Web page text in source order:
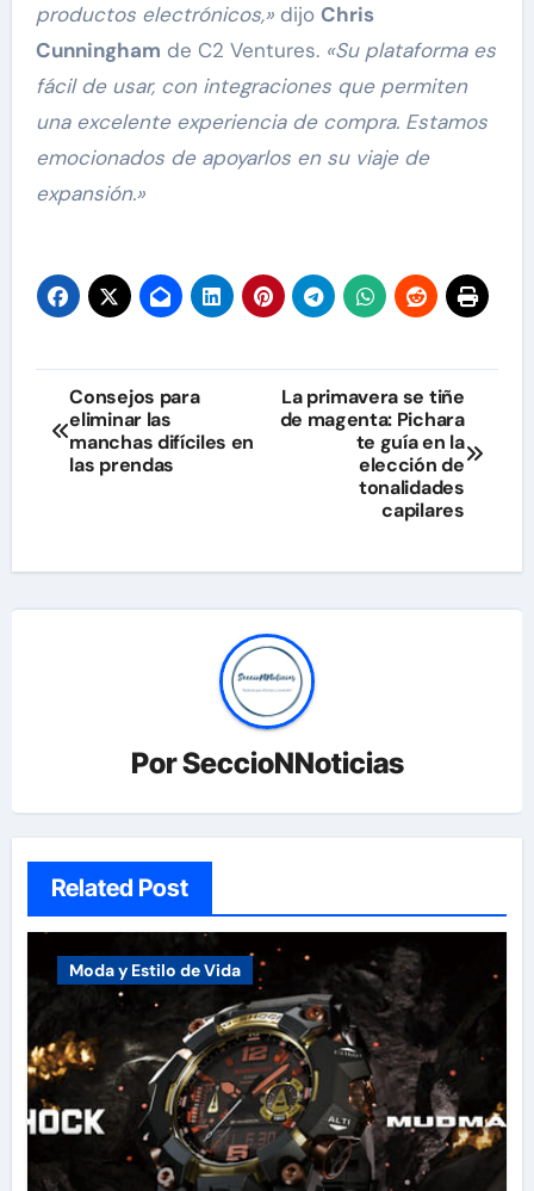
productos electrónicos,» dijo Chris
Cunningham de C2 Ventures.«Su plataforma es
fácil de usar, con integraciones que permiten
una excelente experiencia de compra. Estamos
emocionados de apoyarlos en su viaje de
expansión.»
Navegación
de
entradas
Consejos para
eliminar las
manchas difíciles en
las prendas
La primavera se tiñe
de magenta: Pichara
te guía en la
elección de
tonalidades
capilares
PorSeccioNNoticias
Related Post
Moda y Estilo de Vida